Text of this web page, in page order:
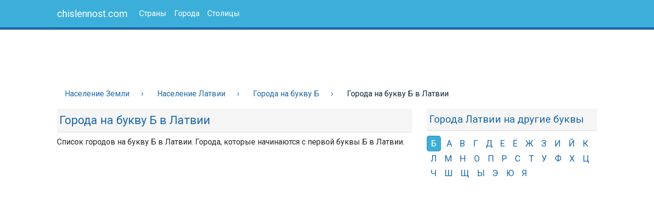
chislennost.com Страны Города Столицы
Население Земли Население Латвии Города на букву Б Города на букву Б в Латвии
Города на букву Б в Латвии
Список городов на букву Б в Латвии. Города, которые начинаются с первой буквы Б в Латвии.
Города Латвии на другие буквы
Б А В Г Д Е Ё Ж З И Й
К
Л
М Н О П Р С Т У Ф Х
Ц
Ч
Ш Щ Ы Э Ю Я